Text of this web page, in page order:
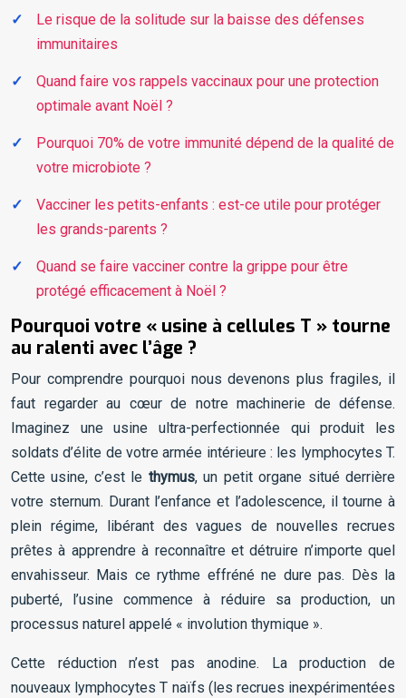
Le risque de la solitude sur la baisse des défenses
immunitaires
Quand faire vos rappels vaccinaux pour une protection
optimale avant Noël ?
Pourquoi 70% de votre immunité dépend de la qualité de
votre microbiote ?
Vacciner les petits-enfants : est-ce utile pour protéger
les grands-parents ?
Quand se faire vacciner contre la grippe pour être
protégé efficacement à Noël ?
Pourquoi votre « usine à cellules T » tourne
au ralenti avec l’âge ?
Pour comprendre pourquoi nous devenons plus fragiles, il
faut regarder au cœur de notre machinerie de défense.
Imaginez une usine ultra-perfectionnée qui produit les
soldats d’élite de votre armée intérieure : les lymphocytes T.
Cette usine, c’est le thymus, un petit organe situé derrière
votre sternum. Durant l’enfance et l’adolescence, il tourne à
plein régime, libérant des vagues de nouvelles recrues
prêtes à apprendre à reconnaître et détruire n’importe quel
envahisseur. Mais ce rythme effréné ne dure pas. Dès la
puberté, l’usine commence à réduire sa production, un
processus naturel appelé « involution thymique ».
Cette réduction n’est pas anodine. La production de
nouveaux lymphocytes T naïfs (les recrues inexpérimentées